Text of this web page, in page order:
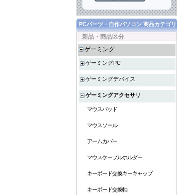
PCパーツ・自作パソコン 商品カテゴリ
新品・商品区分
ゲーミング
ゲーミングPC
ゲーミングデバイス
ゲーミングアクセサリ
マウスパッド
マウスソール
アームカバー
マウスケーブルホルダー
キーボード交換キーキャップ
キーボード交換軸